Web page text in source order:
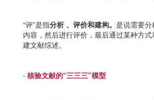
“评”是指分析 、评价和建构。 是说需要
内容，然后进行评价，最后通过某种方
建文献综述。
· 核验文献的“三三三”模型